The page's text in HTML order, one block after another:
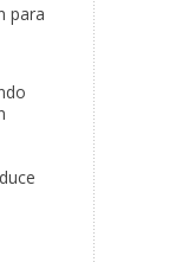
para